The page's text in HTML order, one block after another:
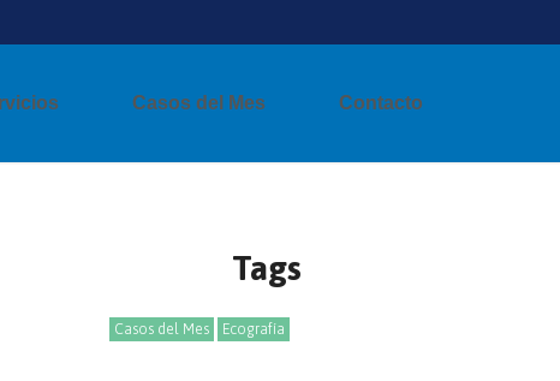
Casos del Mes Contacto
Tags
Casos del Mes Ecografía